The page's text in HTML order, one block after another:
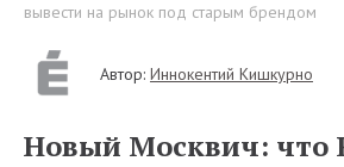
вывести на рынок под старым брендом
Автор: Иннокентий Кишкурно
Новый Москвич: что